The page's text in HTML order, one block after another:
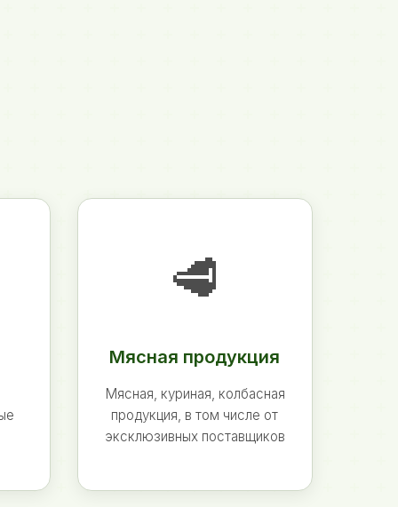
🥩
Мясная продукция
Мясная, куриная, колбасная
продукция, в том числе от
эксклюзивных поставщиков